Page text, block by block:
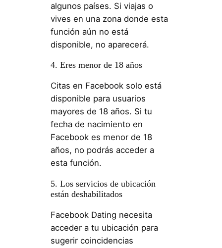
algunos países. Si viajas o
vives en una zona donde esta
función aún no está
disponible, no aparecerá.
4. Eres menor de 18 años
Citas en Facebook solo está
disponible para usuarios
mayores de 18 años. Si tu
fecha de nacimiento en
Facebook es menor de 18
años, no podrás acceder a
esta función.
5. Los servicios de ubicación
están deshabilitados
Facebook Dating necesita
acceder a tu ubicación para
sugerir coincidencias